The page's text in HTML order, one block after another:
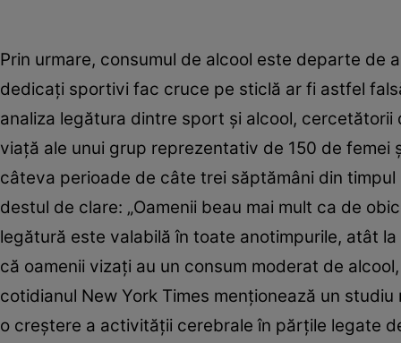
Prin urmare, consumul de alcool este departe de
dedicaţi sportivi fac cruce pe sticlă ar fi astfel
analiza legătura dintre sport şi alcool,
viaţă ale unui grup reprezentativ de 150 de
câteva perioade de câte trei săptămâni din
destul de clare: „Oamenii beau mai mult ca de
legătură este valabilă în toate anotimpurile, atât
că oamenii vizaţi au un consum moderat de
cotidianul New York Times menţionează un
o creştere a activităţii cerebrale în părţile legate